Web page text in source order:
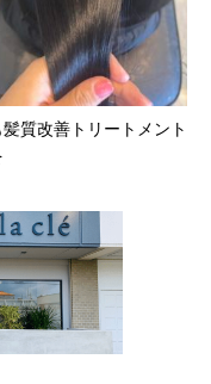
質改善トリートメント